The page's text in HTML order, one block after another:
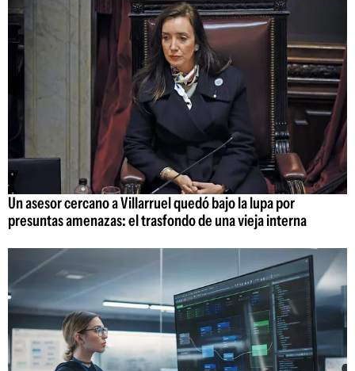
Un asesor cercano a Villarruel quedó bajo la lupa por
presuntas amenazas: el trasfondo de una vieja interna